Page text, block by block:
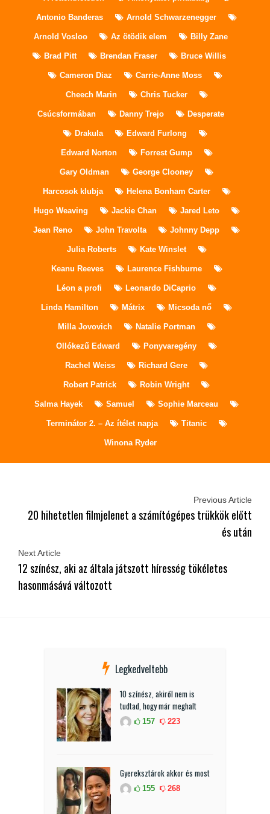
Antonio Banderas Arnold Schwarzenegger
Arnold Vosloo Az ötödik elem Billy Zane
Brad Pitt Brendan Fraser Bruce Willis
Cameron Diaz Carrie-Anne Moss
Cheech Marin Chris Tucker
Csúcsformában Danny Trejo Desperate
Drakula Edward Furlong
Edward Norton Forrest Gump
Gary Oldman George Clooney
Harcosok klubja Helena Bonham Carter
Hugo Weaving Jackie Chan Jared Leto
Jean Reno John Travolta Johnny Depp
Julia Roberts Kate Winslet
Keanu Reeves Laurence Fishburne
Léon a profi Leonardo DiCaprio
Linda Hamilton Mátrix Micsoda nő
Milla Jovovich Natalie Portman
Ollókezű Edward Ponyvaregény
Rachel Weiss Richard Gere
Robert Patrick Robin Wright
Salma Hayek Samuel Sophie Marceau
Terminátor 2. – Az ítélet napja Titanic
Winona Ryder
Previous Article
20 hihetetlen filmjelenet a számítógépes trükkök előtt
és után
Next Article
12 színész, aki az általa játszott híresség tökéletes
hasonmásává változott
Legkedveltebb
10 színész, akiről nem is
tudtad, hogy már meghalt
157 223
Gyereksztárok akkor és most
155 268